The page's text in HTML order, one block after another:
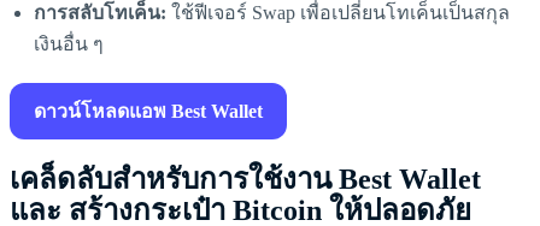
การสลับโทเค็น: ใช้ฟีเจอร์ Swap เพื่อเปลี่ยนโทเค็นเป็นสกุล
เงินอื่น ๆ
ดาวน์โหลดแอพ Best Wallet
เคล็ดลับสำหรับการใช้งาน Best Wallet
และ สร้างกระเป๋า Bitcoin ให้ปลอดภัย